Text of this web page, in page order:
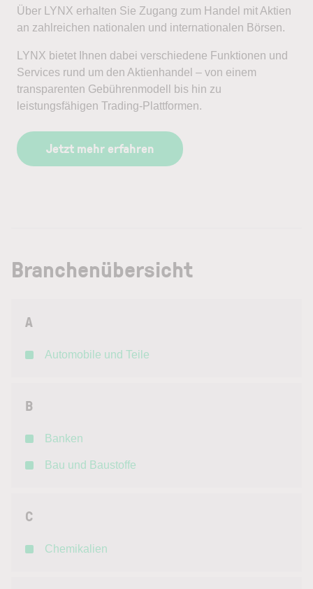
Über LYNX erhalten Sie Zugang zum Handel mit Aktien
an zahlreichen nationalen und internationalen Börsen.
LYNX bietet Ihnen dabei verschiedene Funktionen und
Services rund um den Aktienhandel – von einem
transparenten Gebührenmodell bis hin zu
leistungsfähigen Trading-Plattformen.
Jetzt mehr erfahren
Branchenübersicht
A
Automobile und Teile
B
Banken
Bau und Baustoffe
C
Chemikalien